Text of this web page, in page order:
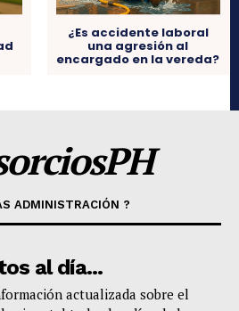
¿Es accidente laboral
una agresión al
encargado en la vereda?
ADMINISTRACIÓN ?
al día...
actualizada sobre el